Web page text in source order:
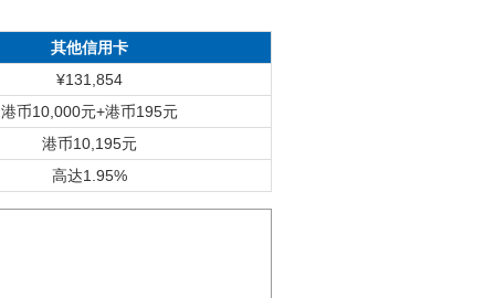
其他信用卡
¥131,854
港币10,000元+港币195元
港币10,195元
高达1.95%